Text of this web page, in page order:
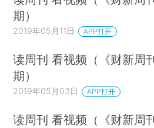
期）
2019年05月11日 APP打开
读周刊 看视频（《财新周
期）
2019年05月03日 APP打开
读周刊 看视频（《财新周